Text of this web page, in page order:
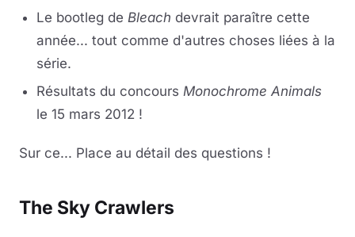
Le bootleg de Bleach devrait paraître cette
année... tout comme d'autres choses liées à la
série.
Résultats du concours Monochrome Animals
le 15 mars 2012 !
Sur ce... Place au détail des questions !
The Sky Crawlers